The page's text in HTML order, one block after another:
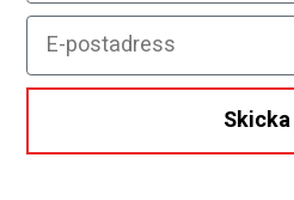
E-postadress